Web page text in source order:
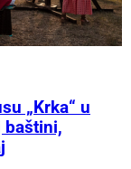
„Krka“ u
baštini,